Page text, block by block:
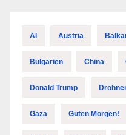
AI Austria
Bulgarien China
Donald Trump
Gaza Guten Morgen!